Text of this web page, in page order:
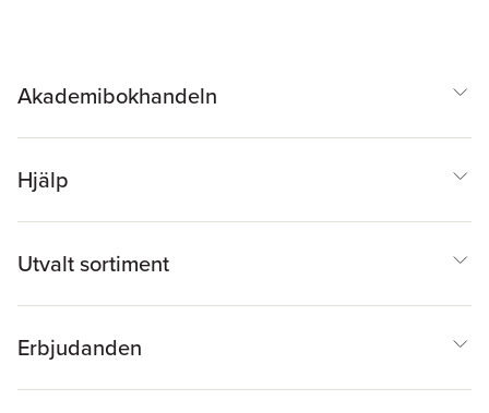
Akademibokhandeln
Hjälp
Utvalt sortiment
Erbjudanden